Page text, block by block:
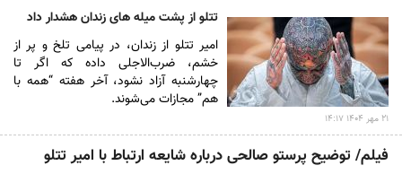
جدید
درباره
اموال
و
رد
مال
زنجانی
تتلو از پشت میله‌ های زندان هشدار داد
امیر تتلو از زندان، در پیامی تلخ و پر از
خشم، ضرب‌الاجلی داده که اگر تا
چهارشنبه آزاد نشود، آخر هفته “همه با
هم” مجازات می‌شوند.
۲۱ مهر ۱۴۰۴ ۱۴:۱۷
فیلم/ توضیح پرستو صالحی درباره شایعه ارتباط با امیر تتلو